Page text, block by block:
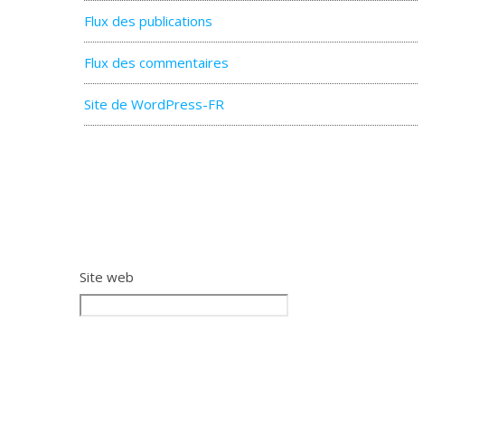
Flux des publications
Flux des commentaires
Site de WordPress-FR
Site web